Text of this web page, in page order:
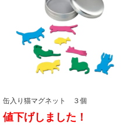
缶入り猫マグネット ３個
値下げしました！